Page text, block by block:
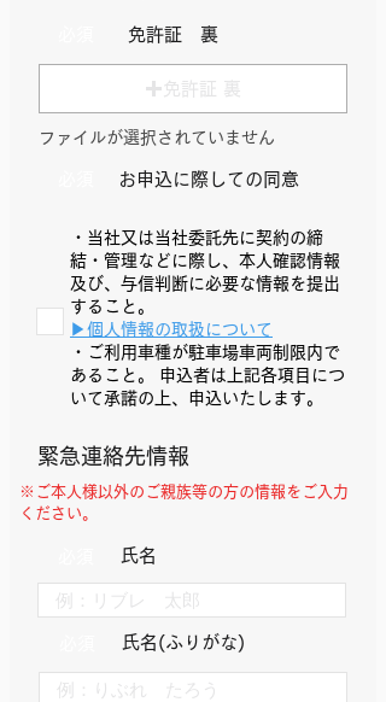
​免許証 裏
免許証 裏
ファイルが選択されていません
​お申込に際しての同意
・当社又は当社委託先に契約の締
結・管理などに際し、本人確認情報
及び、与信判断に必要な情報を提出
すること。
​▶︎個人情報の取扱について
・ご利用車種が駐車場車両制限内で
あること。 申込者は上記各項目につ
いて承諾の上、申込いたします。
緊急連絡先情報
※ご本人様以外のご親族等の方の情報をご入力
ください。
​氏名
​氏名(ふりがな)